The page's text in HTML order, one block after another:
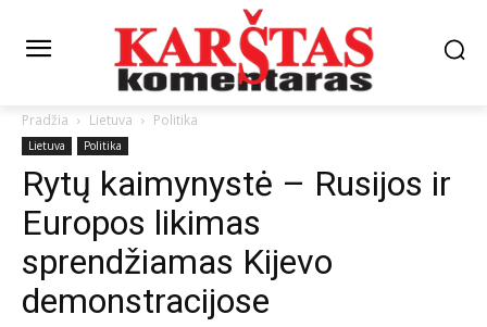
Pradžia Lietuva Politika
Lietuva Politika
Rytų kaimynystė – Rusijos ir
Europos likimas
sprendžiamas Kijevo
demonstracijose